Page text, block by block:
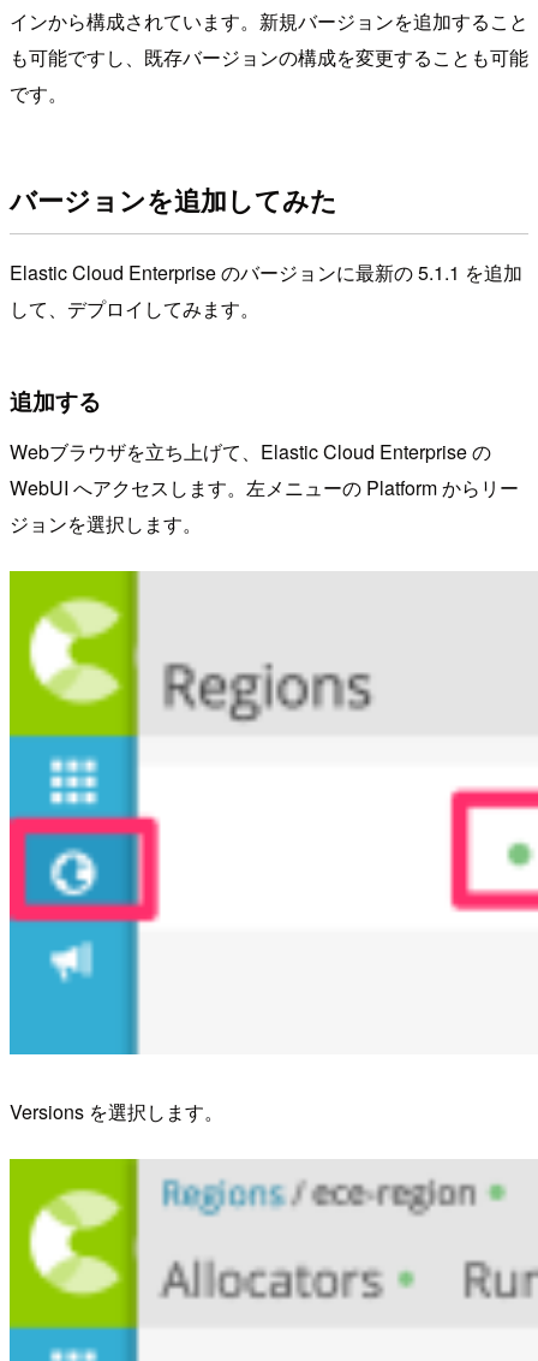
インから構成されています。新規バージョンを追加すること
も可能ですし、既存バージョンの構成を変更することも可能
です。
バージョンを追加してみた
Elastic Cloud Enterprise のバージョンに最新の 5.1.1 を追加
して、デプロイしてみます。
追加する
Webブラウザを立ち上げて、Elastic Cloud Enterprise の
WebUI へアクセスします。左メニューの Platform からリー
ジョンを選択します。
Versions を選択します。